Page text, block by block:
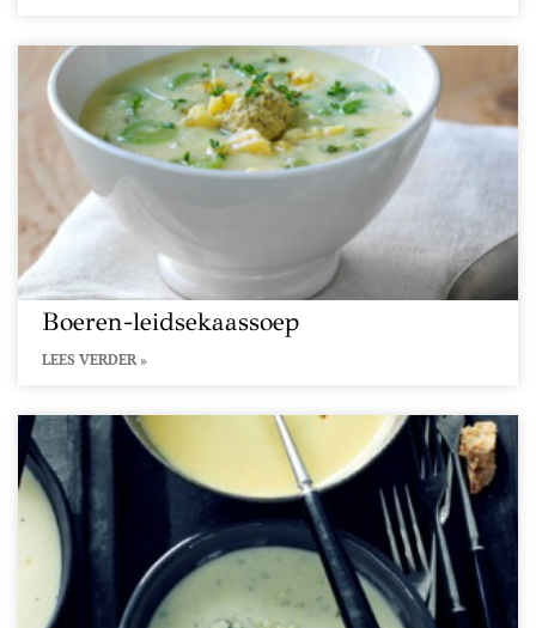
Boeren-leidsekaassoep
LEES VERDER »